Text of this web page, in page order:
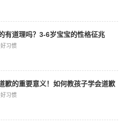
有道理吗？3-6岁宝宝的性格征兆
习惯
歉的重要意义！如何教孩子学会道歉
习惯